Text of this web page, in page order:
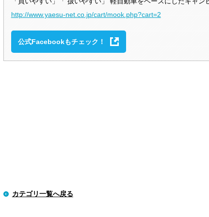
http://www.yaesu-net.co.jp/cart/mook.php?cart=2
公式Facebookもチェック！
カテゴリ一覧へ戻る